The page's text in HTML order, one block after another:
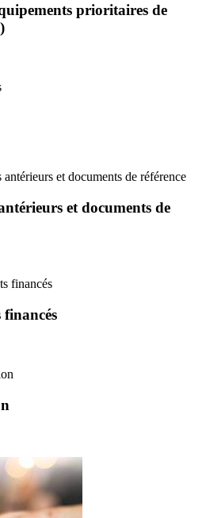
prioritaires de
et documents de référence
et documents de
financés